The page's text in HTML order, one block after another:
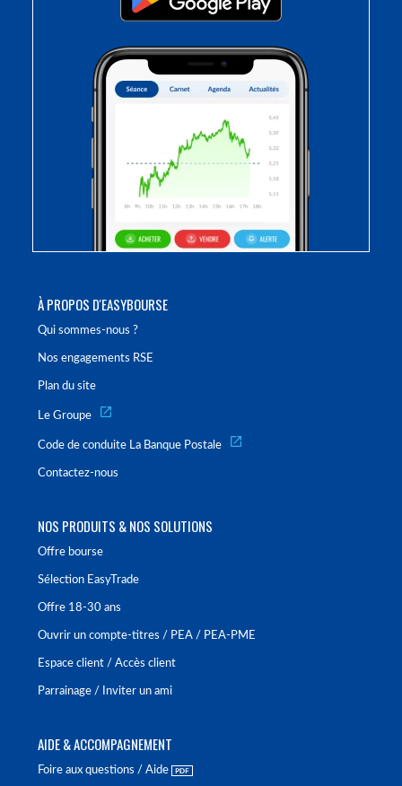
À PROPOS D'EASYBOURSE
Qui sommes-nous ?
Nos engagements RSE
Plan du site
Le Groupe
Code de conduite La Banque Postale
Contactez-nous
NOS PRODUITS & NOS SOLUTIONS
Offre bourse
Sélection EasyTrade
Offre 18-30 ans
Ouvrir un compte-titres / PEA / PEA-PME
Espace client / Accès client
Parrainage / Inviter un ami
AIDE & ACCOMPAGNEMENT
Foire aux questions / Aide